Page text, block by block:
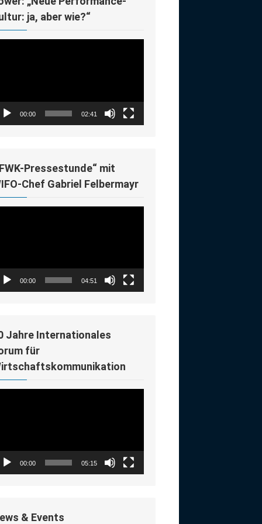
ja, aber wie?“
00:00 02:41
Pressestunde“ mit
Chef Gabriel Felbermayr
00:00 04:51
Jahre Internationales
für
00:00 05:15
& Events